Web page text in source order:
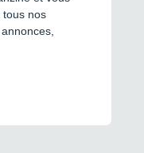
tous nos